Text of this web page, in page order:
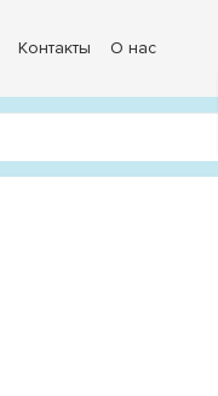
Контакты О нас